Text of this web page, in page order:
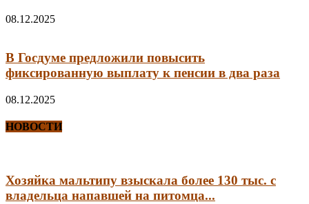
08.12.2025
В Госдуме предложили повысить
фиксированную выплату к пенсии в два раза
08.12.2025
НОВОСТИ
Хозяйка мальтипу взыскала более 130 тыс. с
владельца напавшей на питомца...